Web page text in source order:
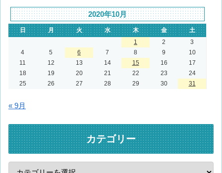
2020年10月
日 月 火 水 木 金
土
1
2
3
4
5 6 7 8 9
10
11
12 13 14 15 16
17
18
19 20 21 22 23
24
25
26 27 28 29 30 31
« 9月
カテゴリー